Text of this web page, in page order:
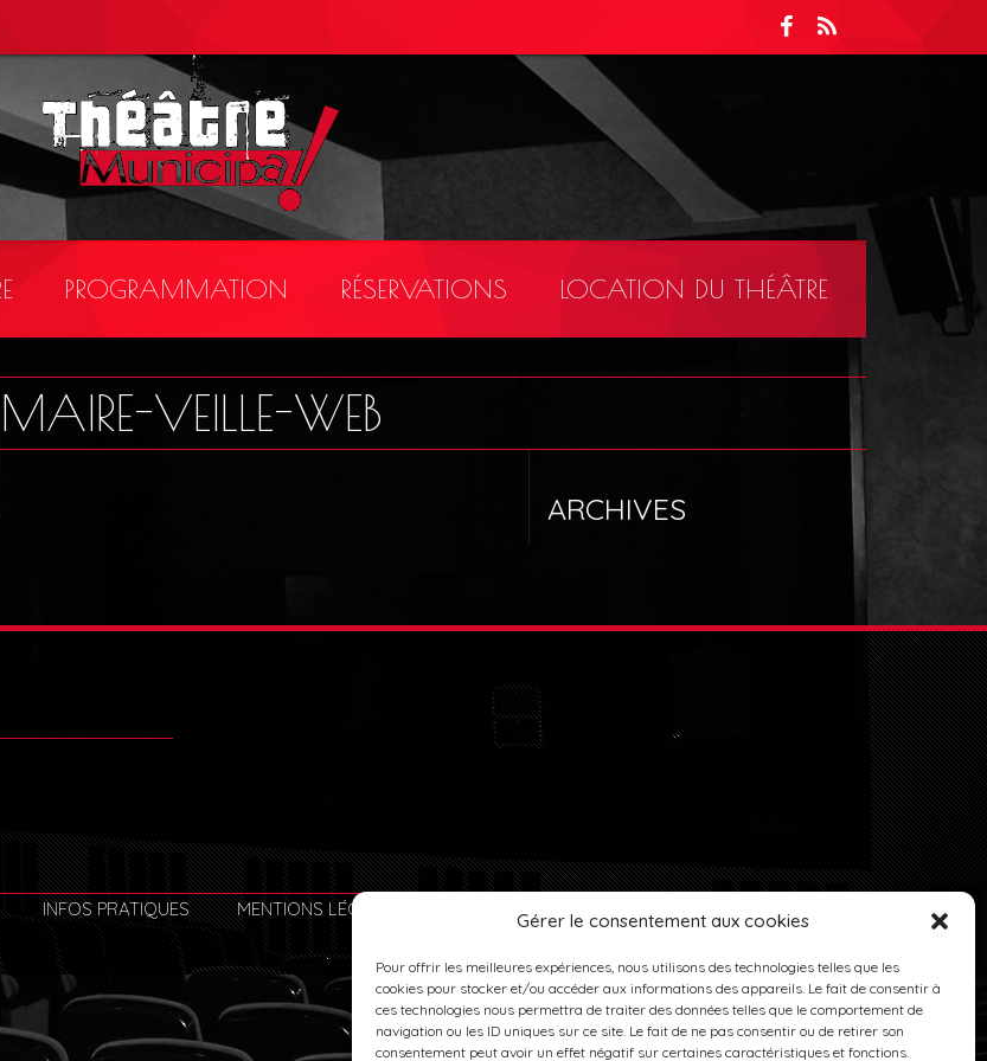
Gérer le consentement aux cookies
Pour offrir les meilleures expériences, nous utilisons des technologies telles que les
cookies pour stocker et/ou accéder aux informations des appareils. Le fait de consentir à
ces technologies nous permettra de traiter des données telles que le comportement de
navigation ou les ID uniques sur ce site. Le fait de ne pas consentir ou de retirer son
consentement peut avoir un effet négatif sur certaines caractéristiques et fonctions.
PROGRAMMATION RÉSERVATIONS LOCATION DU THÉÂTRE
MAIRE-VEILLE-WEB
ARCHIVES
INFOS PRATIQUES MENTIONS LÉGALES PLAN DU SITE POLITIQUE DE COOKIES (UE)